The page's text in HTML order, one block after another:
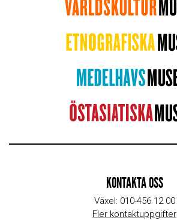
KONTAKTA OSS
Växel: 010-456 12 00
Fler kontaktuppgifter